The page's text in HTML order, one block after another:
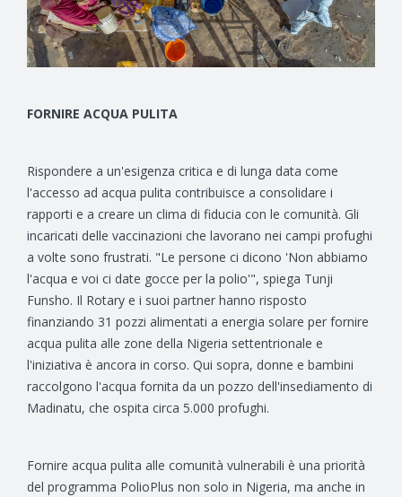
FORNIRE ACQUA PULITA
Rispondere a un'esigenza critica e di lunga data come
l'accesso ad acqua pulita contribuisce a consolidare i
rapporti e a creare un clima di fiducia con le comunità. Gli
incaricati delle vaccinazioni che lavorano nei campi profughi
a volte sono frustrati. "Le persone ci dicono 'Non abbiamo
l'acqua e voi ci date gocce per la polio'", spiega Tunji
Funsho. Il Rotary e i suoi partner hanno risposto
finanziando 31 pozzi alimentati a energia solare per fornire
acqua pulita alle zone della Nigeria settentrionale e
l'iniziativa è ancora in corso. Qui sopra, donne e bambini
raccolgono l'acqua fornita da un pozzo dell'insediamento di
Madinatu, che ospita circa 5.000 profughi.
Fornire acqua pulita alle comunità vulnerabili è una priorità
del programma PolioPlus non solo in Nigeria, ma anche in